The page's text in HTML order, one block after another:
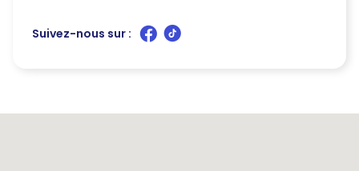
Suivez-nous sur :